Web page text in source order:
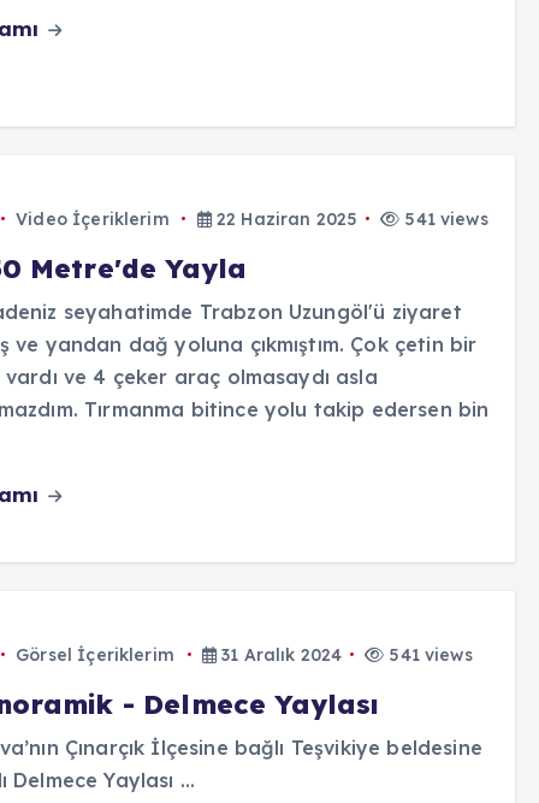
Video İçeriklerim 22 Haziran 2025 541 views
Metre'de Yayla
seyahatimde Trabzon Uzungöl'ü ziyaret
ve yandan dağ yoluna çıkmıştım. Çok çetin bir
ve 4 çeker araç olmasaydı asla
Tırmanma bitince yolu takip edersen bin
Görsel İçeriklerim 31 Aralık 2024 541 views
- Delmece Yaylası
Çınarçık İlçesine bağlı Teşvikiye beldesine
Delmece Yaylası ...